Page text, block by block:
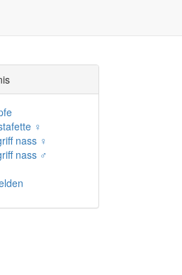
♀
nass ♀
nass ♂